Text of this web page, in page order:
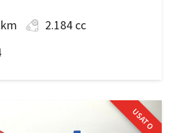
2.184 cc
USATO